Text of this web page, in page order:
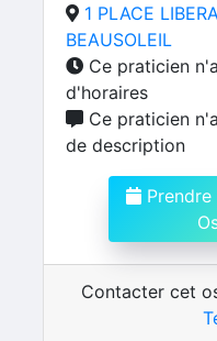
1 PLACE
BEAUSOLEIL
Ce praticien
d'horaires
Ce praticien
de description
Prendre
Contacter cet